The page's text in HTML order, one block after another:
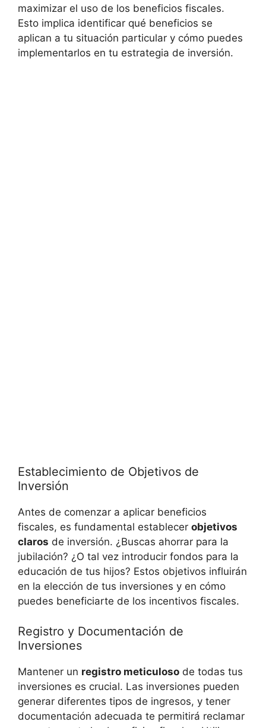
‍maximizar el uso de los beneficios fiscales.
Esto implica identificar qué beneficios se
aplican a tu‍ situación⁤ particular y cómo puedes
implementarlos en tu estrategia de inversión.
Establecimiento de​ Objetivos de
Inversión
Antes de comenzar a aplicar beneficios‍
fiscales, es fundamental establecer objetivos
claros de inversión. ¿Buscas ahorrar para la
jubilación? ¿O tal vez introducir fondos para la
educación de tus hijos? Estos objetivos influirán
en la elección de tus inversiones y ‌en cómo
puedes beneficiarte de los incentivos fiscales.
Registro y Documentación de
Inversiones
Mantener un registro meticuloso de todas tus
inversiones es crucial. Las inversiones pueden
generar diferentes ⁤tipos de ingresos, y tener
documentación adecuada te permitirá⁤ reclamar